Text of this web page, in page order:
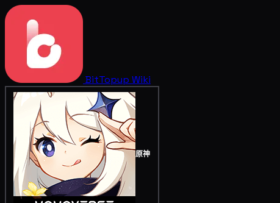
BitTopup Wiki
原神